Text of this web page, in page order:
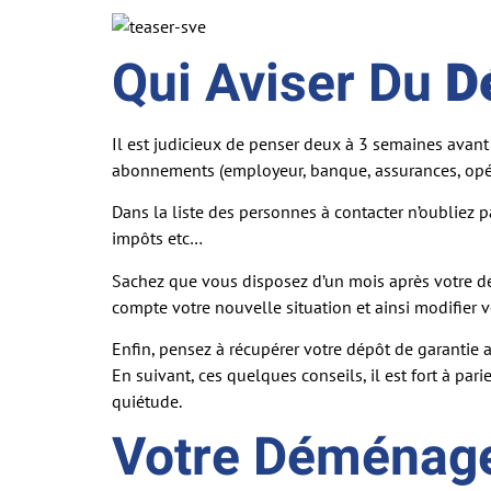
Qui Aviser Du
Il est judicieux de penser deux à 3 semaines
abonnements (employeur, banque, assurances,
Dans la liste des personnes à contacter n’oubliez
impôts etc…
Sachez que vous disposez d’un mois après
compte votre nouvelle situation et ainsi modifier
Enfin, pensez à récupérer votre dépôt de
En suivant, ces quelques conseils, il est fort à
quiétude.
Votre